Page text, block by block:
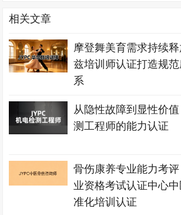
相关文章
摩登舞美育需求持续
兹培训师认证打造规
系
从隐性故障到显性价
测工程师的能力认证
骨伤康养专业能力考
业资格考试认证中心
准化培训认证